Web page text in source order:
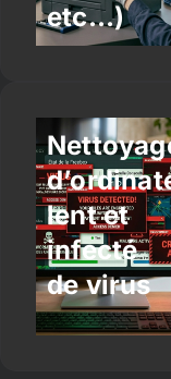
etc…)
lent et
infecté
de virus